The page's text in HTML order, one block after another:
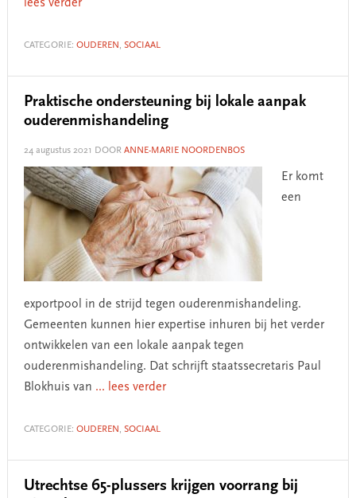
lees verder
CATEGORIE: OUDEREN , SOCIAAL
Praktische ondersteuning bij lokale aanpak
ouderenmishandeling
24 augustus 2021 DOOR ANNE-MARIE NOORDENBOS
Er komt
een
exportpool in de strijd tegen ouderenmishandeling.
Gemeenten kunnen hier expertise inhuren bij het verder
ontwikkelen van een lokale aanpak tegen
ouderenmishandeling. Dat schrijft staatssecretaris Paul
Blokhuis van ... lees verder
CATEGORIE: OUDEREN , SOCIAAL
Utrechtse 65-plussers krijgen voorrang bij